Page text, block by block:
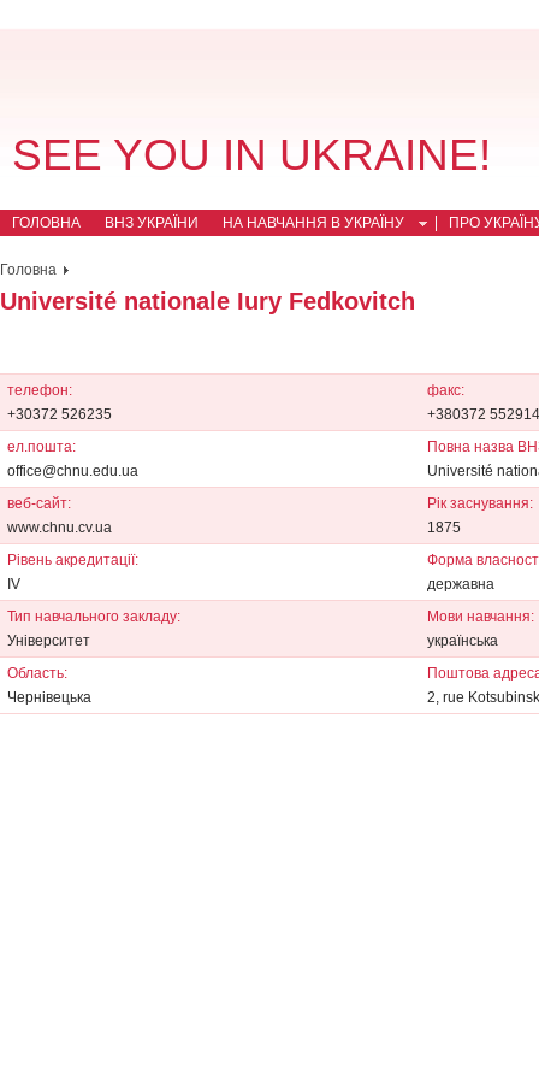
SEE YOU IN UKRAINE!
ГОЛОВНА ВНЗ УКРАЇНИ НА НАВЧАННЯ В УКРАЇНУ ПРО
Головна
Université nationale Iury Fedkovitch
телефон:
+30372 526235
факс:
+380372 552914
ел.пошта:
office@chnu.edu.ua
Повна назва
Université
веб-сайт:
www.chnu.cv.ua
Рік заснування:
1875
Рівень акредитації:
IV
Форма
державна
Тип навчального закладу:
Університет
Мови навчання:
українська
Область:
Чернівецька
Поштова
2, rue